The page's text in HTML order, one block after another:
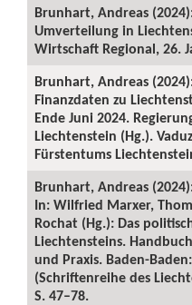
Brunhart, Andreas
Umverteilung in
Wirtschaft Regional, 26.
Brunhart, Andreas
Finanzdaten zu
Ende Juni 2024.
Liechtenstein (Hg.).
Fürstentums
Brunhart, Andreas
In: Wilfried Marxer,
Rochat (Hg.): Das
Liechtensteins.
und Praxis. Baden-
(Schriftenreihe des
S. 47–78.